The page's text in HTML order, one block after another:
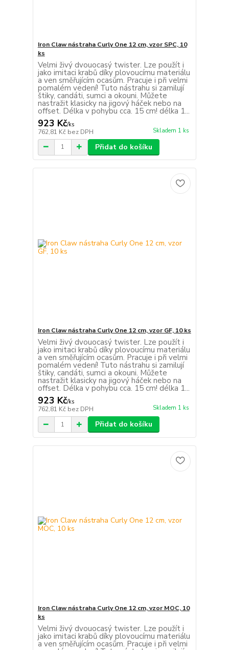
Iron Claw nástraha Curly One 12 cm, vzor SPC, 10
ks
Velmi živý dvouocasý twister. Lze použít i
jako imitaci krabů díky plovoucímu materiálu
a ven směřujícím ocasům. Pracuje i při velmi
pomalém vedení! Tuto nástrahu si zamilují
štiky, candáti, sumci a okouni. Můžete
nastražit klasicky na jigový háček nebo na
offset. Délka v pohybu cca. 15 cm! délka 1...
923 Kč/ks
762,81 Kč bez DPH Skladem 1 ks
Přidat do košíku
Iron Claw nástraha Curly One 12 cm, vzor GF, 10 ks
Velmi živý dvouocasý twister. Lze použít i
jako imitaci krabů díky plovoucímu materiálu
a ven směřujícím ocasům. Pracuje i při velmi
pomalém vedení! Tuto nástrahu si zamilují
štiky, candáti, sumci a okouni. Můžete
nastražit klasicky na jigový háček nebo na
offset. Délka v pohybu cca. 15 cm! délka 1...
923 Kč/ks
762,81 Kč bez DPH Skladem 1 ks
Přidat do košíku
Iron Claw nástraha Curly One 12 cm, vzor MOC, 10
ks
Velmi živý dvouocasý twister. Lze použít i
jako imitaci krabů díky plovoucímu materiálu
a ven směřujícím ocasům. Pracuje i při velmi